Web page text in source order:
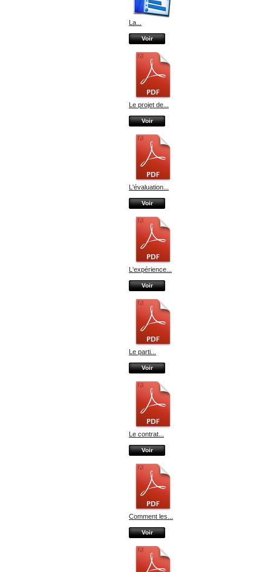
La...
Voir
Le projet de...
Voir
L'évaluation...
Voir
L'expérience...
Voir
Le parti...
Voir
Le contrat...
Voir
Comment les...
Voir